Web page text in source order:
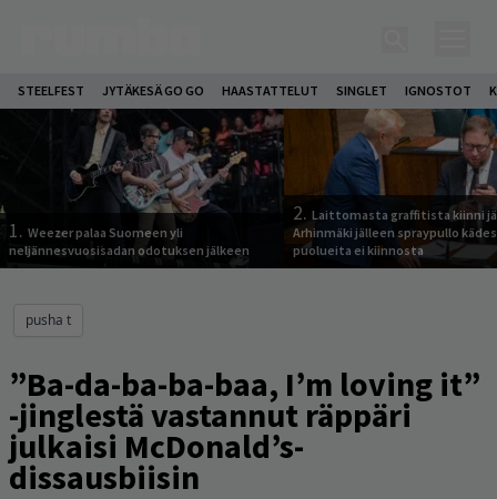
STEELFEST JYTÄKESÄ GO GO HAASTATTELUT SINGLET IGNOSTOT
1. Weezer palaa Suomeen yli
neljännesvuosisadan odotuksen jälkeen
2. Laittomasta graffitista kiinni
Arhinmäki jälleen spraypullo
puolueita ei kiinnosta
pusha t
”Ba-da-ba-ba-baa, I’m loving it”
-jinglestä vastannut räppäri
julkaisi McDonald’s-
dissausbiisin